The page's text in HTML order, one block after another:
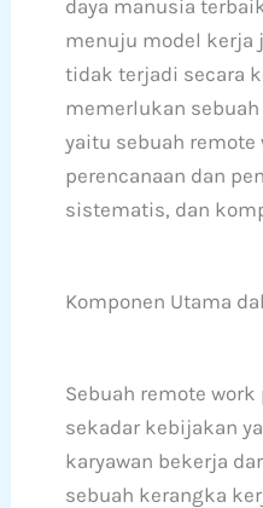
daya manusia
menuju model kerja
tidak terjadi secara
memerlukan
yaitu sebuah remote
perencanaan dan
sistematis, dan
Komponen Utama
Sebuah remote
sekadar kebijakan
karyawan bekerja
sebuah kerangka